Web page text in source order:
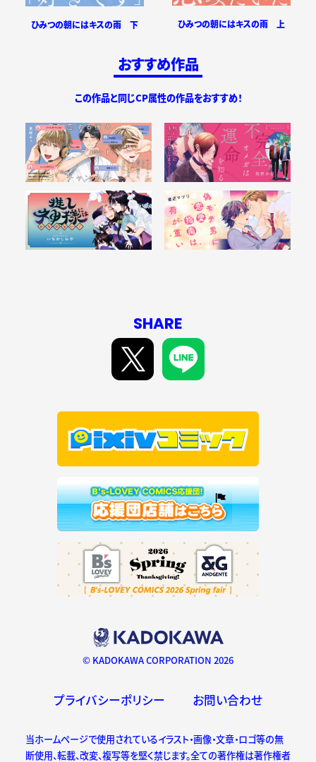
ひみつの朝にはキスの雨 下 ひみつの朝にはキスの雨 上
おすすめ作品
この作品と同じCP属性の作品をおすすめ！
SHARE
© KADOKAWA CORPORATION 2026
プライバシーポリシー お問い合わせ
当ホームページで使用されているイラスト・画像・文章・ロゴ等の無
断使用、転載、改変、複写等を堅く禁じます。全ての著作権は著作権者